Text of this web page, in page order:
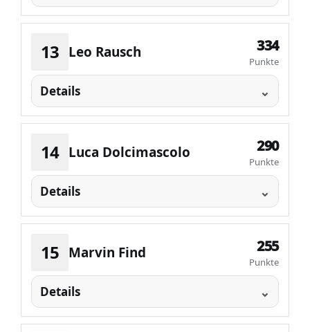
13 Leo Rausch 334
Punkte
Details
14 Luca Dolcimascolo 290
Punkte
Details
15 Marvin Find 255
Punkte
Details